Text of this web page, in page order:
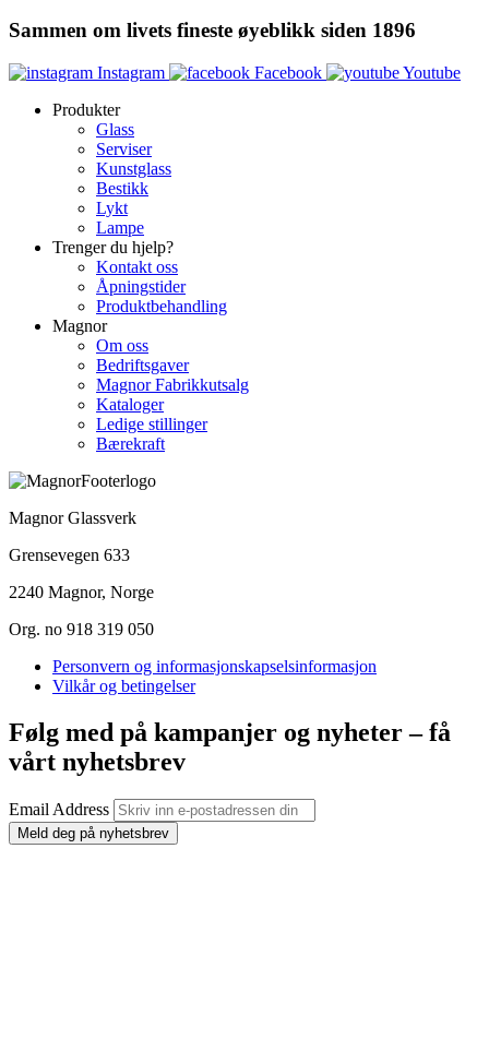
Sammen om livets fineste øyeblikk siden 1896
Instagram Facebook
Youtube
Produkter
Glass
Serviser
Kunstglass
Bestikk
Lykt
Lampe
Trenger du hjelp?
Kontakt oss
Åpningstider
Produktbehandling
Magnor
Om oss
Bedriftsgaver
Magnor Fabrikkutsalg
Kataloger
Ledige stillinger
Bærekraft
Magnor Glassverk
Grensevegen 633
2240 Magnor, Norge
Org. no 918 319 050
Personvern og informasjonskapselsinformasjon
Vilkår og betingelser
Følg med på kampanjer og nyheter – få
vårt nyhetsbrev
Email Address
Meld deg på nyhetsbrev